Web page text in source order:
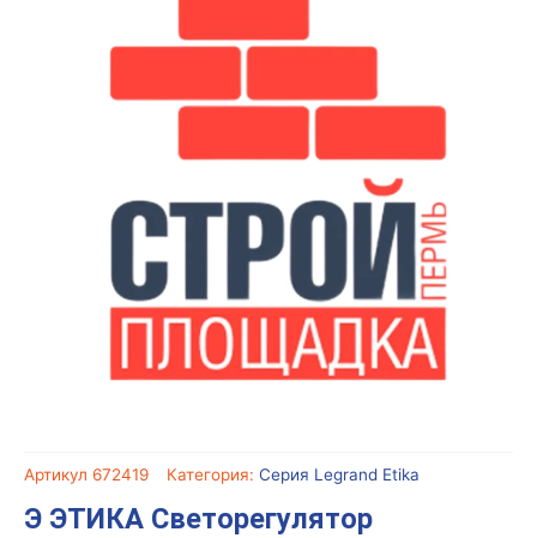
Артикул 672419 Категория: Серия Legrand Etika
Э ЭТИКА Светорегулятор